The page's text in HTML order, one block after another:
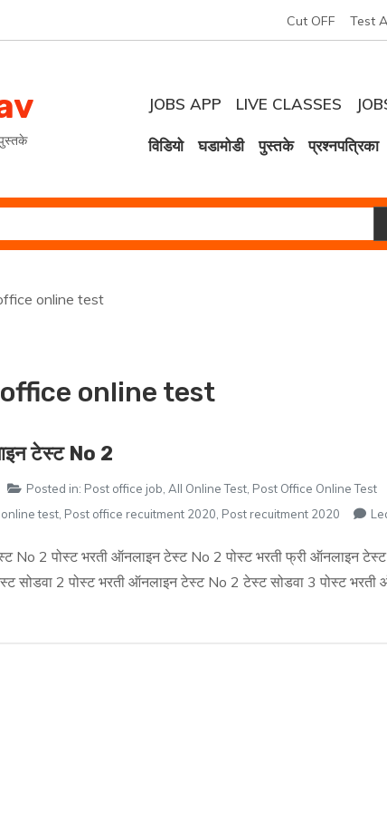
Cut OFF Test
JOBS APP LIVE CLASSES
विडियो घडामोडी पुस्तके प्रश्नपत्रिका
online test
online test
टेस्ट No 2
Posted in: Post office job All Online Test, Post Office Online Test
test, Post office recuitment 2020 Post recuitment 2020
No 2 पोस्ट भरती ऑनलाइन टेस्ट No 2 पोस्ट भरती फ्री ऑनलाइन
सोडवा 2 पोस्ट भरती ऑनलाइन टेस्ट No 2 टेस्ट सोडवा 3 पोस्ट भरती